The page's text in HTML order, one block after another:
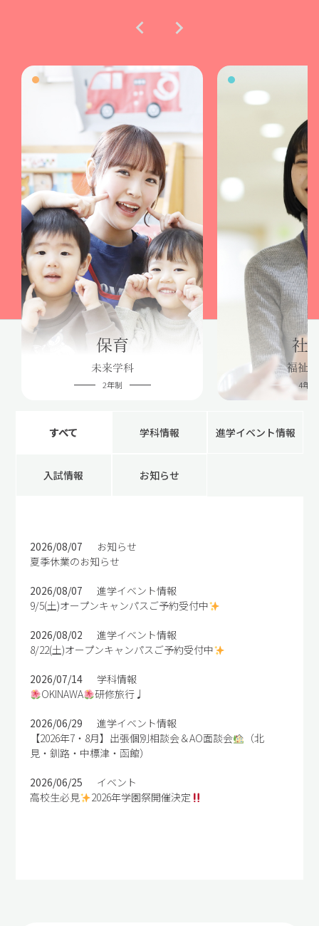
保育
未来学科
2年制
社
福祉
4年制
NEWS
すべて 学科情報 進学イベント情報
入試情報 お知らせ
2026/08/07
お知らせ
夏季休業のお知らせ
2026/08/07
進学イベント情報
9/5(土)オープンキャンパスご予約受付中
2026/08/02
進学イベント情報
8/22(土)オープンキャンパスご予約受付中
2026/07/14
学科情報
OKINAWA
研修旅行♩
2026/06/29
進学イベント情報
【2026年7・8月】出張個別相談会＆AO面談会
（北
見・釧路・中標津・函館）
2026/06/25
イベント
高校生必見
2026年学園祭開催決定